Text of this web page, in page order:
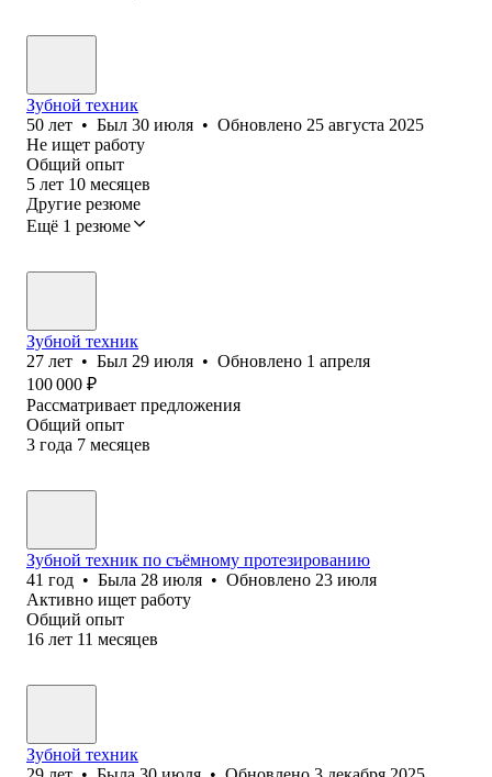
Зубной техник
50 лет • Был 30 июля • Обновлено 25 августа 2025
Не ищет работу
Общий опыт
5 лет 10 месяцев
Другие резюме
Ещё 1 резюме
Зубной техник
27 лет • Был 29 июля • Обновлено 1 апреля
100 000 ₽
Рассматривает предложения
Общий опыт
3 года 7 месяцев
Зубной техник по съёмному протезированию
41 год • Была 28 июля • Обновлено 23 июля
Активно ищет работу
Общий опыт
16 лет 11 месяцев
Зубной техник